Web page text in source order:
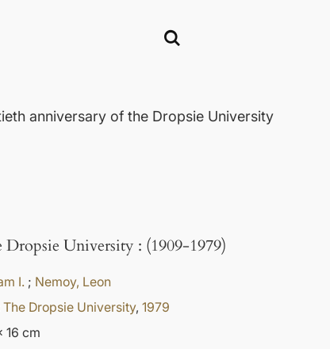
anniversary of the Dropsie University
Dropsie University : (1909-1979)
I. ; Nemoy, Leon
The Dropsie University, 1979
16 cm